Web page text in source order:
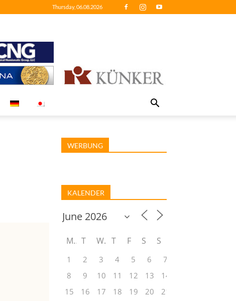
Thursday, 06.08.2026
WERBUNG
KALENDER
M T W T F S S
1 2 3 4 5 6
7
8
9 10 11 12 13
14
15
16 17 18 19 20
21